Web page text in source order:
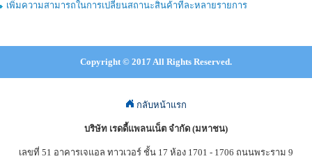
เพิ่มความสามารถในการเปลี่ยนสถานะสินค้าทีละหลายรายการ
Copyright © 2017 All Rights Reserved.
กลับหน้าแรก
บริษัท เรดดี้แพลนเน็ต จำกัด (มหาชน)
เลขที่ 51 อาคารเจแอล ทาวเวอร์ ชั้น 17 ห้อง 1701 - 1706 ถนนพระราม 9